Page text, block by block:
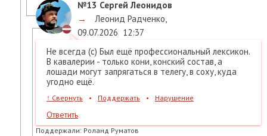
№13 Сергей Леонидов
→
Леонид Радченко,
09.07.2026 12:37
Не всегда (с) Был ещё профессиональный лексикон.
В кавалерии - только кони, конский состав, а
лошади могут запрягаться в телегу, в соху, куда
угодно ещё.
↑ Свернуть • Поддержать • Нарушение
Ответить
Поддержали: Роланд Руматов